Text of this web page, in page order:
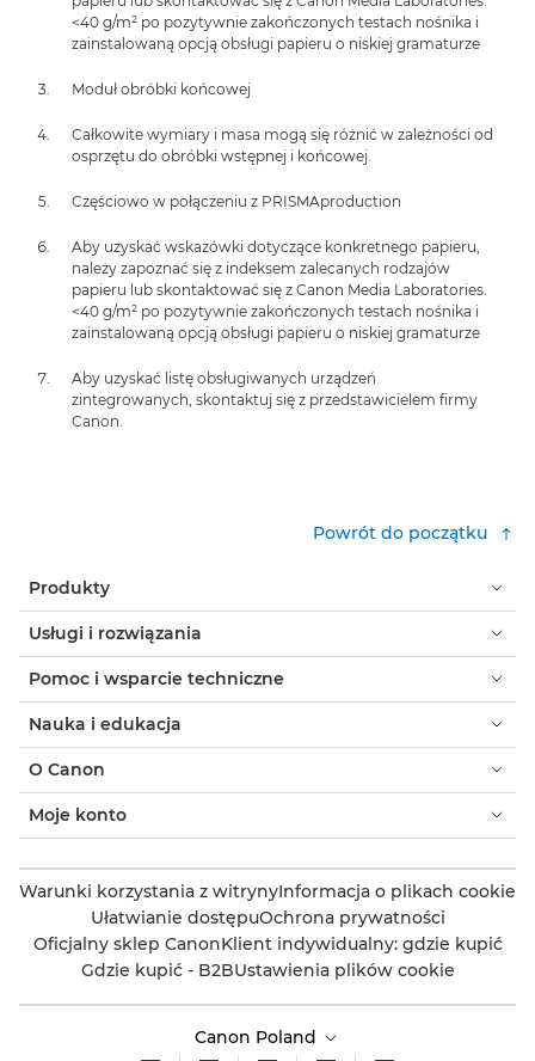
<40 g/m² po pozytywnie zakończonych testach nośnika i
zainstalowaną opcją obsługi papieru o niskiej gramaturze
Moduł obróbki końcowej
Całkowite wymiary i masa mogą się różnić w zależności od
osprzętu do obróbki wstępnej i końcowej.
Częściowo w połączeniu z PRISMAproduction
Aby uzyskać wskazówki dotyczące konkretnego papieru,
należy zapoznać się z indeksem zalecanych rodzajów
papieru lub skontaktować się z Canon Media Laboratories.
<40 g/m² po pozytywnie zakończonych testach nośnika i
zainstalowaną opcją obsługi papieru o niskiej gramaturze
Aby uzyskać listę obsługiwanych urządzeń
zintegrowanych, skontaktuj się z przedstawicielem firmy
Canon.
Powrót do początku
Produkty
Usługi i rozwiązania
Pomoc i wsparcie techniczne
Nauka i edukacja
O Canon
Moje konto
Warunki korzystania z witrynyInformacja o plikach cookie
Ułatwianie dostępuOchrona prywatności
Oficjalny sklep CanonKlient indywidualny: gdzie kupić
Gdzie kupić - B2BUstawienia plików cookie
Canon Poland